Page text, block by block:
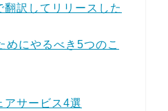
翻訳してリリースした
めにやるべき5つのこ
アサービス4選